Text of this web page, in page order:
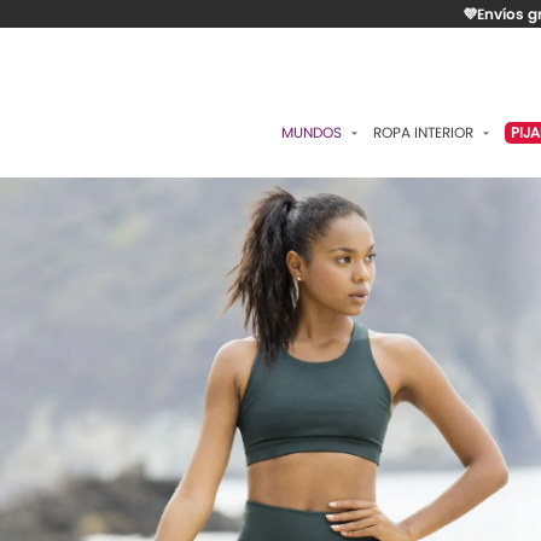
💜Envíos
MUNDOS
ESENCIAL
ROMÁNTICA
CONTROL
RITUALES
ROPA INTERIOR
BRASIERES
BODIES
ACCESORIOS
LO MÁS VENDIDO
MATERNIDAD